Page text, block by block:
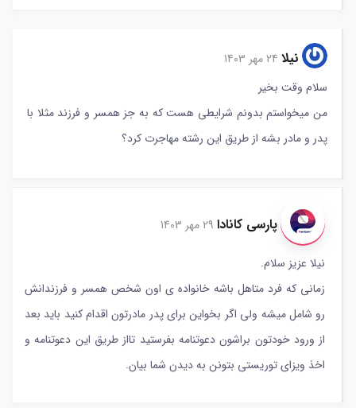
نیلا 24 مهر 1403
سلام وقت بخیر
من میخواستم بدونم شرایطی هست که به جز همسر و فرزند مثلا با
پدر و مادر بشه از طریق این رشته مهاجرت کرد؟
پارسی کانادا 29 مهر 1403
نیلا عزیز سلام.
زمانی که فرد متاهل باشه خانواده ی اون شخص همسر و فرزندانش
رو شامل میشه ولی اگر بخواین برای پدر مادرتون اقدام کنید باید بعد
از ورود خودتون براشون دعوتنامه بفرستید تااز طریق این دعوتنامه و
اخذ ویزای توریستی بتونن به دیدن شما بیان.